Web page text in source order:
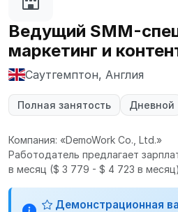
Ведущий SMM-
маркетинг и
Саутгемптон, Англия
Полная занятость Дневной
Компания: «DemoWork Co., Ltd.»
Работодатель предлагает
в месяц ($ 3 779 - $ 4 723 в
Демонстрационная